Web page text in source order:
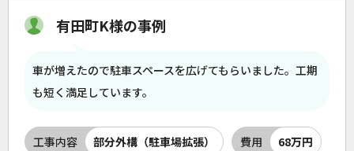
有田町K様の事例
車が増えたので駐車スペースを広げてもらいました。工期
も短く満足しています。
工事内容 部分外構（駐車場拡張） 費用 68万円